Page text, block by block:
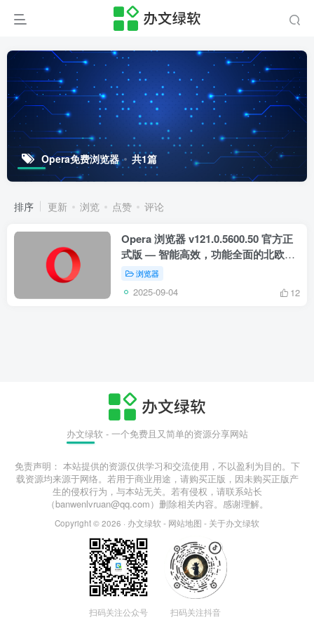
Opera免费浏览器 共1篇
排序 更新 浏览 点赞 评论
Opera 浏览器 v121.0.5600.50 官方正
式版 — 智能高效，功能全面的北欧极
简浏览器
浏览器
2025-09-04 12
办文绿软 - 一个免费且又简单的资源分享网站
免责声明： 本站提供的资源仅供学习和交流使用，不以盈利为目的。下
载资源均来源于网络。若用于商业用途，请购买正版，因未购买正版产
生的侵权行为，与本站无关。若有侵权，请联系站长
（banwenlvruan@qq.com）删除相关内容。感谢理解。
Copyright © 2026 · 办文绿软 - 网站地图 - 关于办文绿软
扫码关注公众号 扫码关注抖音